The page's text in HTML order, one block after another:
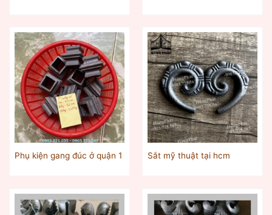
Phụ kiện gang đúc ở quận 1 Sắt mỹ thuật tại hcm